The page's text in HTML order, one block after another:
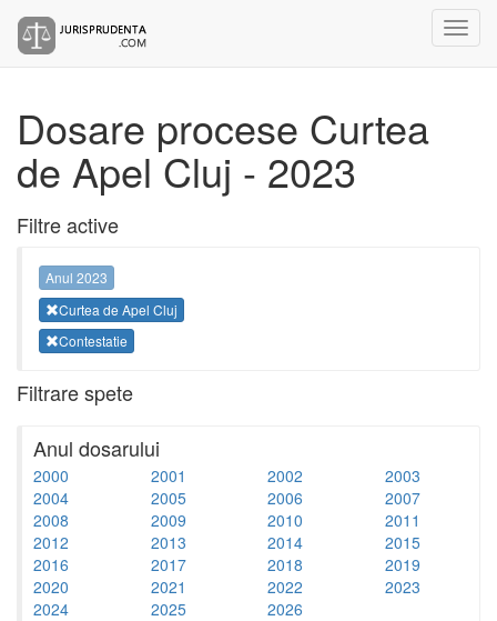
Dosare procese Curtea
de Apel Cluj - 2023
Filtre active
Anul 2023
Curtea de Apel Cluj
Contestatie
Filtrare spete
Anul dosarului
2000 2001 2002
2003
2004
2005 2006
2007
2008
2009 2010
2011
2012
2013 2014
2015
2016
2017 2018
2019
2020
2021 2022
2023
2024
2025 2026